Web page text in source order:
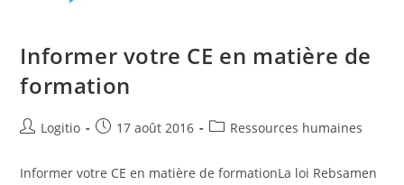
Informer votre CE en matière de
formation
Logitio 17 août 2016 Ressources humaines
Informer votre CE en matière de formationLa loi Rebsamen